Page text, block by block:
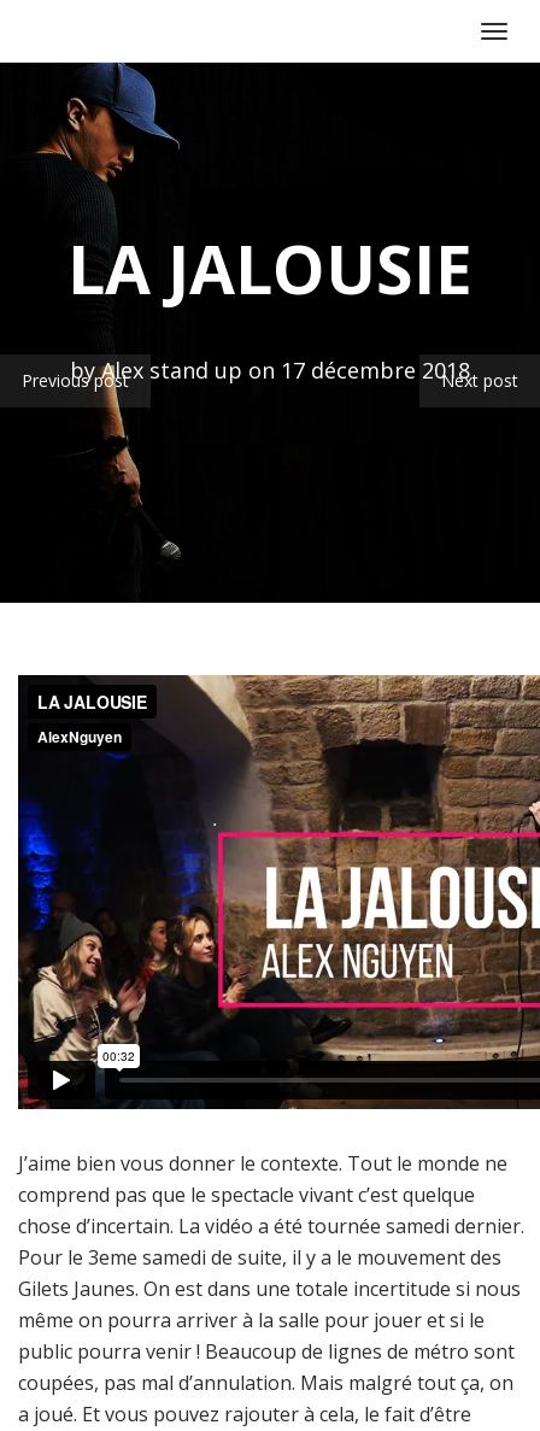
LA JALOUSIE
by Alex stand up on 17 décembre 2018
Previous post Next post
J’aime bien vous donner le contexte. Tout le monde ne
comprend pas que le spectacle vivant c’est quelque
chose d’incertain. La vidéo a été tournée samedi dernier.
Pour le 3eme samedi de suite, il y a le mouvement des
Gilets Jaunes. On est dans une totale incertitude si nous
même on pourra arriver à la salle pour jouer et si le
public pourra venir ! Beaucoup de lignes de métro sont
coupées, pas mal d’annulation. Mais malgré tout ça, on
a joué. Et vous pouvez rajouter à cela, le fait d’être